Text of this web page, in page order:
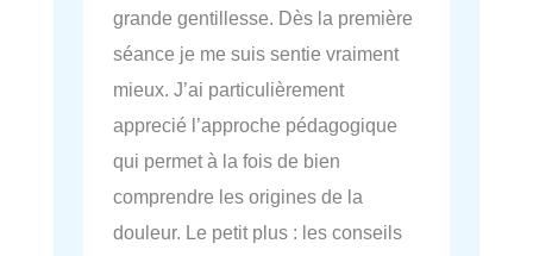
grande gentillesse. Dès la première
séance je me suis sentie vraiment
mieux. J’ai particulièrement
apprecié l’approche pédagogique
qui permet à la fois de bien
comprendre les origines de la
douleur. Le petit plus : les conseils